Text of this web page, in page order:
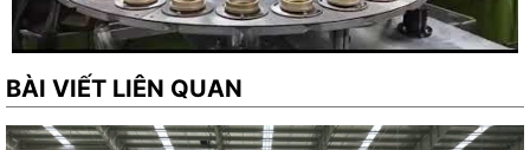
BÀI VIẾT LIÊN QUAN